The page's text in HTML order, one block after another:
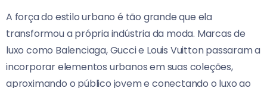
A força do estilo urbano é tão grande que ela
transformou a própria indústria da moda. Marcas de
luxo como Balenciaga, Gucci e Louis Vuitton passaram a
incorporar elementos urbanos em suas coleções,
aproximando o público jovem e conectando o luxo ao